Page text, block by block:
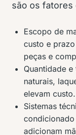
são os fatores
Escopo de
custo e
peças e
Quantidade
naturais,
elevam custo.
Sistemas
adicionam